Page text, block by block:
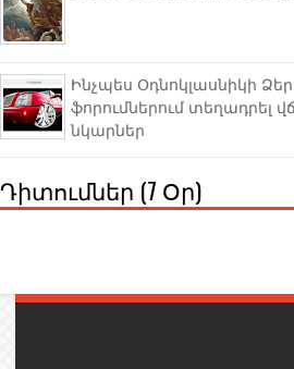
Ինչպես Օդնոկլասնիկի
ֆորումներում տեղադրել
նկարներ
Դիտումներ (7 Օր)